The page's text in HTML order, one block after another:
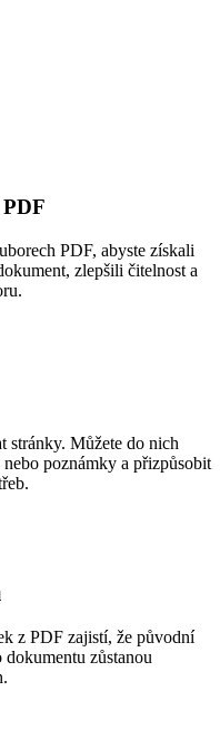
PDF, abyste získali
zlepšili čitelnost a
stránky. Můžete do nich
poznámky a přizpůsobit
z PDF zajistí, že původní
zůstanou